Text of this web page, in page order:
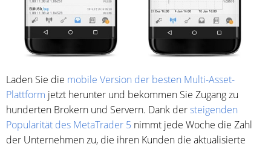
Laden Sie die mobile Version der besten Multi-Asset-
Plattform jetzt herunter und bekommen Sie Zugang zu
hunderten Brokern und Servern. Dank dersteigenden
Popularität des MetaTrader 5 nimmt jede Woche die Zahl
der Unternehmen zu, die ihren Kunden die aktualisierte